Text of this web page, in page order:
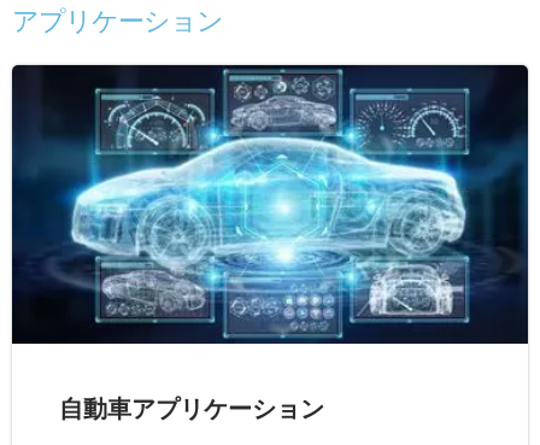
アプリケーション
自動車アプリケーション